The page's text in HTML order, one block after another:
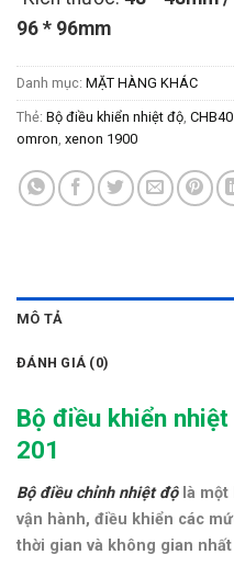
96 * 96mm
Danh mục: MẶT HÀNG KHÁC
Thẻ: Bộ điều khiển nhiệt độ,
omron, xenon 1900
MÔ TẢ
ĐÁNH GIÁ (0)
Bộ điều khiển
201
Bộ điều chỉnh nhiệt độlà một
vận hành, điều khiển các
thời gian và không gian